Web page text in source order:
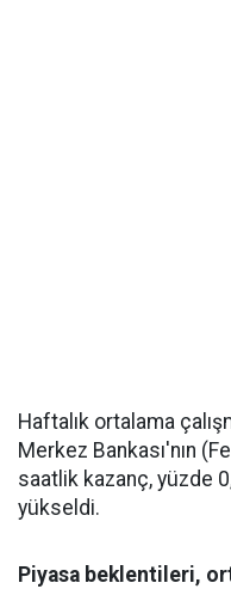
Haftalık ortalama
Merkez Bankası'nın
saatlik kazanç, yüzde
yükseldi.
Piyasa beklentileri,